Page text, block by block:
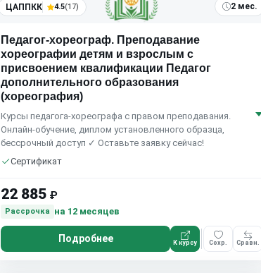
ЦАППКК 4.5(17) 2 мес.
Педагог-хореограф. Преподавание
хореографии детям и взрослым с
присвоением квалификации Педагог
дополнительного образования
(хореография)
Курсы педагога-хореографа с правом преподавания.
Онлайн-обучение, диплом установленного образца,
бессрочный доступ ✓ Оставьте заявку сейчас!
Сертификат
22 885 ₽
Рассрочка на 12 месяцев
Подробнее К курсу Сохр. Сравн.